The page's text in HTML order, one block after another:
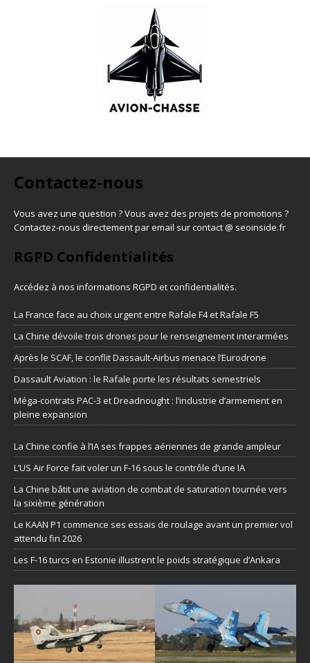
Contactez-nous
Vous avez une question ? Vous avez des projets de promotions ?
Contactez-nous directement par email sur contact @ seoinside.fr
RGPD Confidentialités
Accédez à nos informations RGPD et confidentialités.
La France face au choix urgent entre Rafale F4 et Rafale F5
La Chine dévoile trois drones pour le renseignement interarmées
Après le SCAF, le conflit Dassault-Airbus menace l’Eurodrone
Dassault Aviation : le Rafale porte les résultats semestriels
Méga-contrats PAC-3 et Dreadnought : l’industrie d’armement en
pleine expansion
La Chine confie à l’IA ses frappes aériennes de grande ampleur
L’US Air Force fait voler un F-16 sous le contrôle d’une IA
La Chine bâtit une aviation de combat de saturation tournée vers
la sixième génération
Le KAAN P1 commence ses essais de roulage avant un premier vol
attendu fin 2026
Les F-16 turcs en Estonie illustrent le poids stratégique d’Ankara